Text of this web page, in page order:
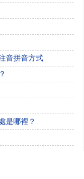
音拼音方式
是哪裡？